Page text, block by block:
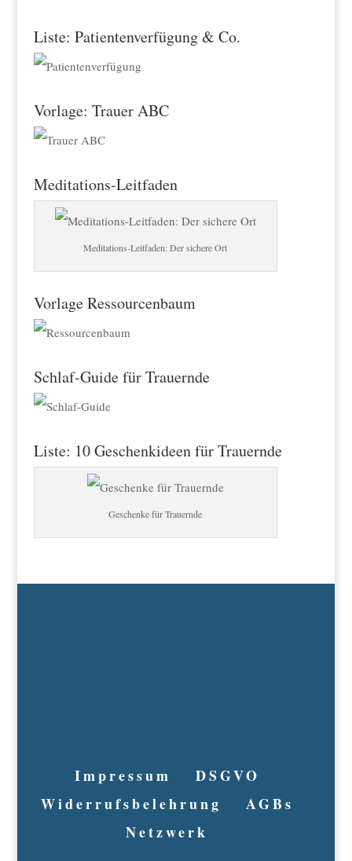
Liste: Patientenverfügung & Co.
Vorlage: Trauer ABC
Meditations-Leitfaden
Meditations-Leitfaden: Der sichere Ort
Vorlage Ressourcenbaum
Schlaf-Guide für Trauernde
Liste: 10 Geschenkideen für Trauernde
Geschenke für Trauernde
Impressum
DSGVO
Widerrufsbelehrung
AGBs
Netzwerk